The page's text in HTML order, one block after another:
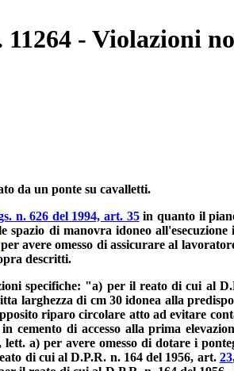
11264 - Violazioni
da un ponte su cavalletti.
n. 626 del 1994, art. 35in quanto il
di manovra idoneo
per avere omesso di assicurare al
descritti.
specifiche: "a) per il reato di cui al
larghezza di cm 30 idonea alla
riparo circolare atto ad evitare
cemento di accesso alla prima
a) per avere omesso di dotare i
di cui al D.P.R. n. 164 del 1956, art. 23